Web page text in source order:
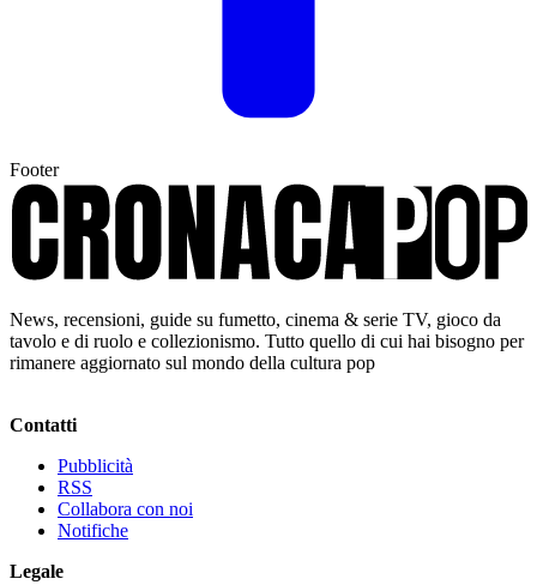
Footer
News, recensioni, guide su fumetto, cinema & serie TV, gioco da
tavolo e di ruolo e collezionismo. Tutto quello di cui hai bisogno per
rimanere aggiornato sul mondo della cultura pop
Contatti
Pubblicità
RSS
Collabora con noi
Notifiche
Legale